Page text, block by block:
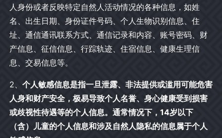
人身份或者反映特定自然人活动情况的各种信息，如姓
名、出生日期、身份证件号码、个人生物识别信息、住
址、通信通讯联系方式、通信记录和内容、账号密码、财
产信息、征信信息、行踪轨迹、住宿信息、健康生理信
息、交易信息等。
2、 个人敏感信息是指一旦泄露、非法提供或滥用可能危害
人身和财产安全，极易导致个人名誉、身心健康受到损害
或歧视性待遇等的个人信息。通常情况下，14岁以下
（含）儿童的个人信息和涉及自然人隐私的信息属于个人